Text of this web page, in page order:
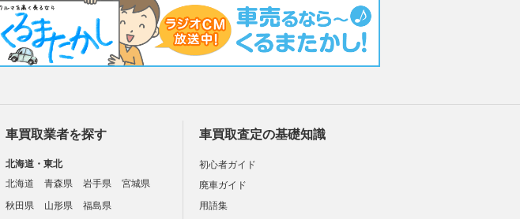
車買取業者を探す
北海道・東北
北海道
青森県 岩手県
宮城県
秋田県
山形県 福島県
車買取査定の基礎知識
初心者ガイド
廃車ガイド
用語集